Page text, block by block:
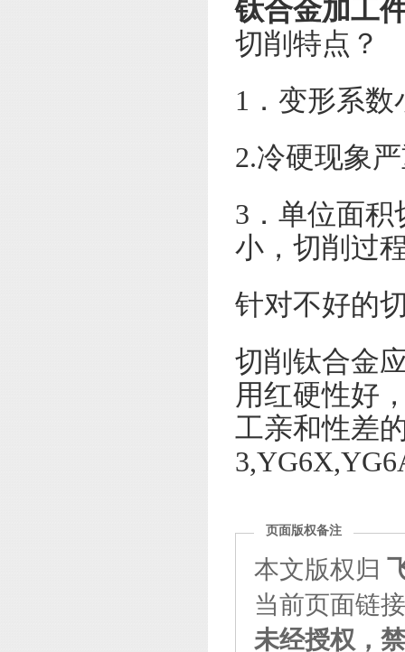
钛合金加工
切削特点？
1．变形系
2.冷硬现象
3．单位面积
小，切削过
针对不好的
切削钛合金
用红硬性好
工亲和性差
页面版权备注
本文版权归
当前页面链
未经授权，